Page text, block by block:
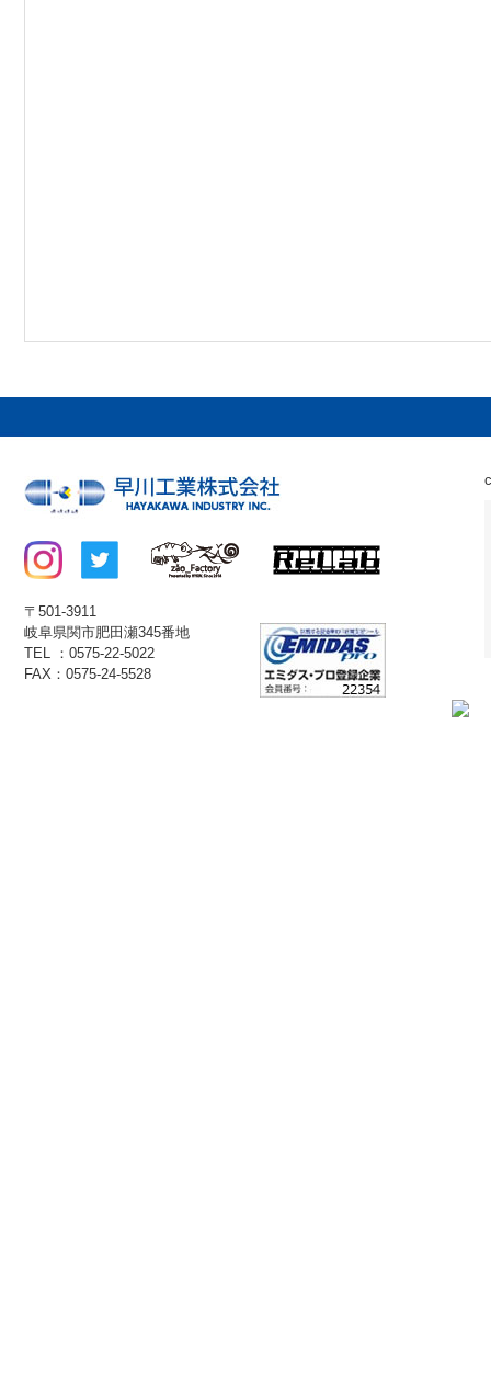
〒501-3911
岐阜県関市肥田瀬345番地
TEL ：0575-22-5022
FAX：0575-24-5528